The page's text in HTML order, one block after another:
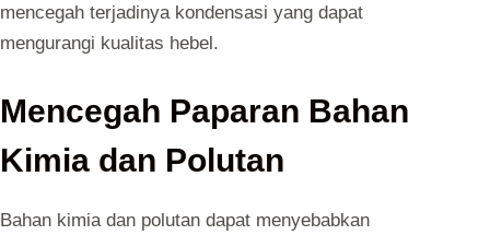
mencegah terjadinya kondensasi yang dapat
mengurangi kualitas hebel.
Mencegah Paparan Bahan
Kimia dan Polutan
Bahan kimia dan polutan dapat menyebabkan